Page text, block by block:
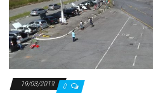
19/03/2019 0